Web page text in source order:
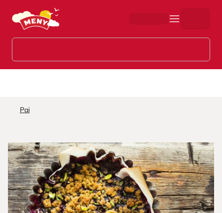
Hopp til hovedinnhold
Pai